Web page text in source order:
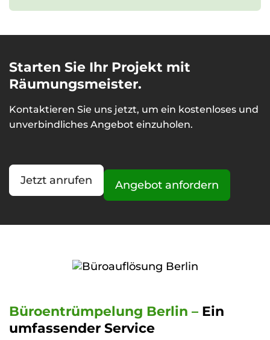
Starten Sie Ihr Projekt mit
Räumungsmeister.
Kontaktieren Sie uns jetzt, um ein kostenloses und
unverbindliches Angebot einzuholen.
Jetzt anrufen Angebot anfordern
Büroentrümpelung Berlin – Ein
umfassender Service